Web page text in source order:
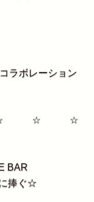
ボレーション
☆ ☆
BAR
捧ぐ☆